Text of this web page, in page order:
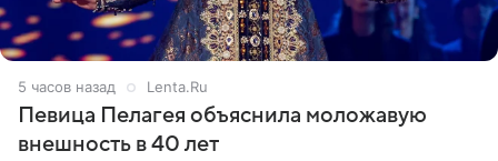
5 часов назад Lenta.Ru
Певица Пелагея объяснила моложавую
внешность в 40 лет